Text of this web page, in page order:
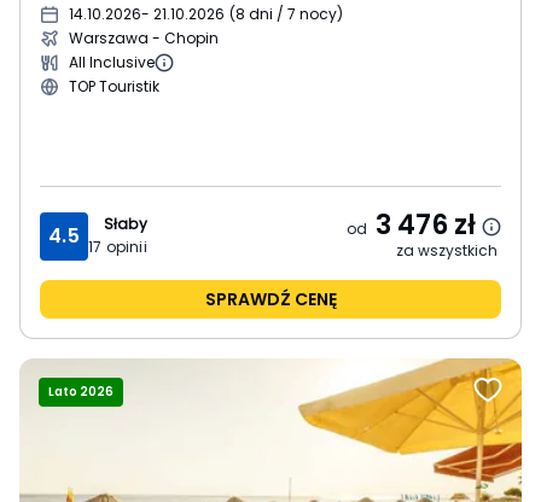
14.10.2026- 21.10.2026 (8 dni / 7 nocy)
Warszawa - Chopin
All Inclusive
TOP Touristik
4.5
Słaby
17 opinii
od 3 476zł
za wszystkich
SPRAWDŹ CENĘ
Lato 2026